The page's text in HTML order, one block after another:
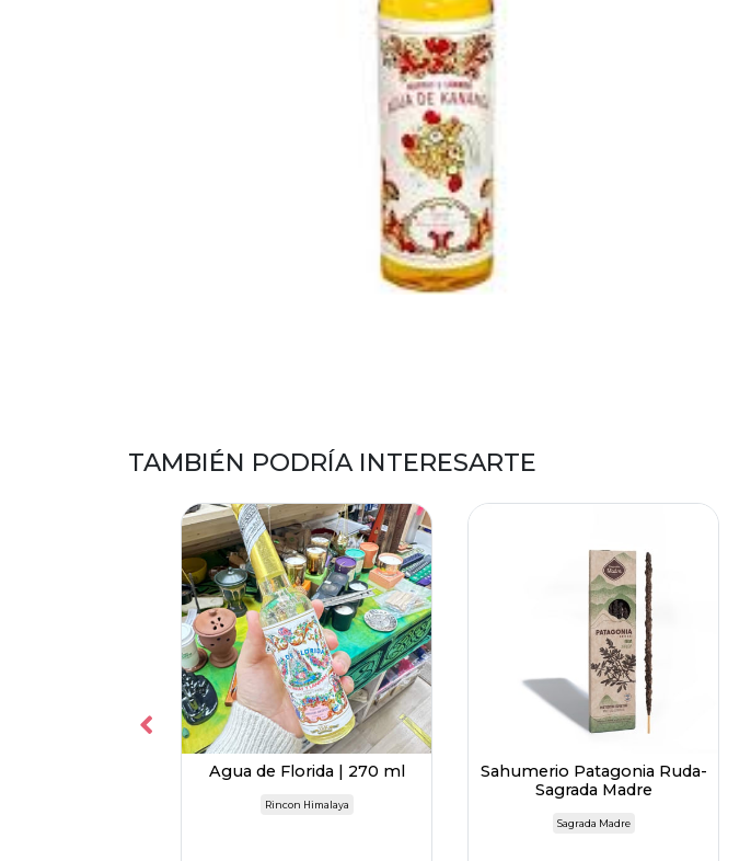
TAMBIÉN PODRÍA INTERESARTE
Agua de Florida | 270 ml
Rincon Himalaya
Sahumerio Patagonia Ruda-
Sagrada Madre
Sagrada Madre